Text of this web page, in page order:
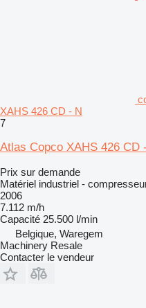
XAHS 426 CD - N
7
Atlas Copco XAHS 426 CD
Prix sur demande
Matériel industriel -
2006
7.112 m/h
Capacité 25.500 l/min
Belgique, Waregem
Machinery Resale
Contacter le vendeur